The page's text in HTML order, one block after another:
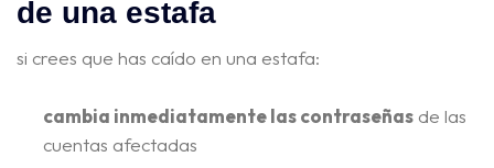
de una estafa
si crees que has caído en una estafa:
cambia inmediatamente las contraseñas de las
cuentas afectadas